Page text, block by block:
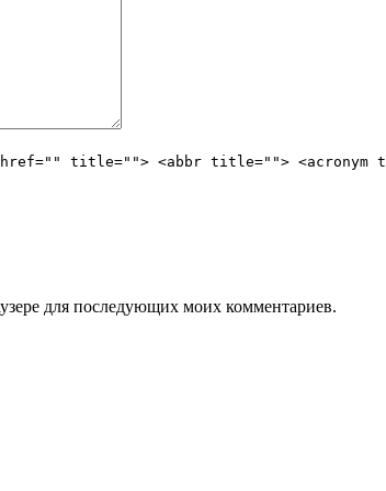
title=""> <abbr title=""> <acronym
для последующих моих комментариев.